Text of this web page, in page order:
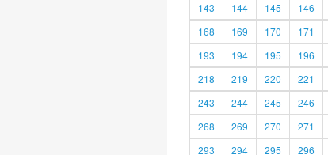
143
144 145 146
168
169 170 171
193
194 195 196
218
219 220 221
243
244 245 246
268
269 270 271
293
294 295 296